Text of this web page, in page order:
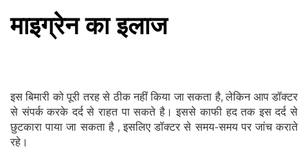
माइग्रेन का इलाज
इस बिमारी को पूरी तरह से ठीक नहीं किया जा सकता है, लेकिन आप डॉक्टर
से संपर्क करके दर्द से राहत पा सकते है। इससे काफी हद तक इस दर्द से
छुटकारा पाया जा सकता है , इसलिए डॉक्टर से समय-समय पर जांच कराते
रहे।